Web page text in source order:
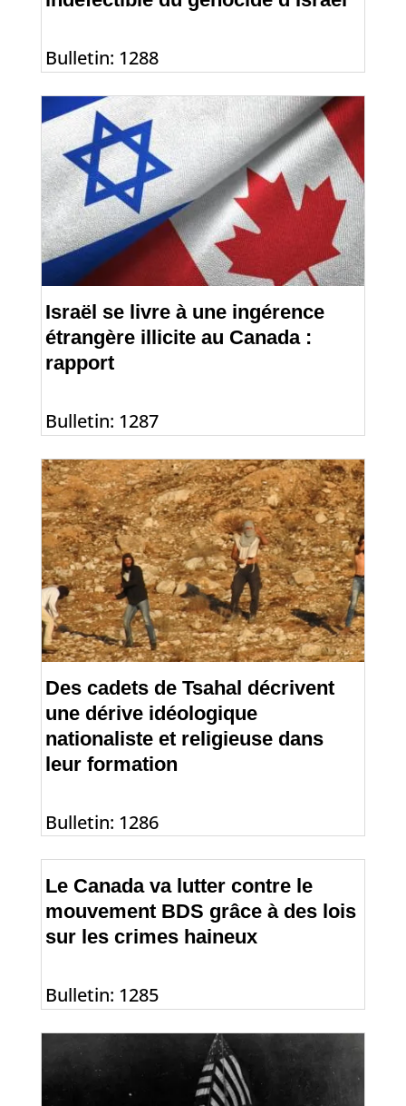
Bulletin: 1288
Israël se livre à une ingérence
étrangère illicite au Canada :
rapport
Bulletin: 1287
Des cadets de Tsahal décrivent
une dérive idéologique
nationaliste et religieuse dans
leur formation
Bulletin: 1286
Le Canada va lutter contre le
mouvement BDS grâce à des lois
sur les crimes haineux
Bulletin: 1285